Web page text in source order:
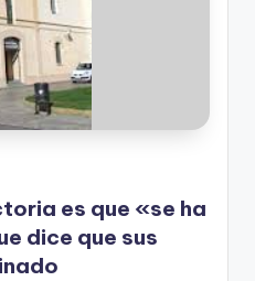
es que «se ha
dice que sus